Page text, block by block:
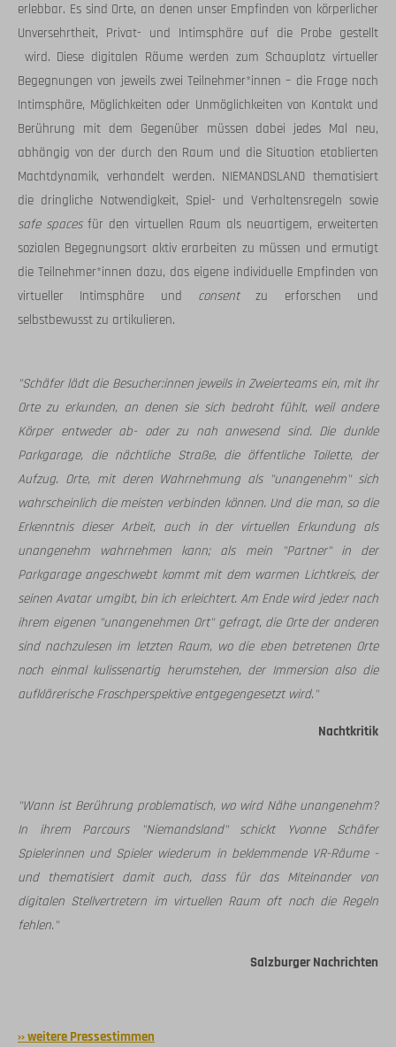
erlebbar. Es sind Orte, an denen unser Empfinden von körperlicher
Unversehrtheit, Privat- und Intimsphäre auf die Probe gestellt
wird. Diese digitalen Räume werden zum Schauplatz virtueller
Begegnungen von jeweils zwei Teilnehmer*innen – die Frage nach
Intimsphäre, Möglichkeiten oder Unmöglichkeiten von Kontakt und
Berührung mit dem Gegenüber müssen dabei jedes Mal neu,
abhängig von der durch den Raum und die Situation etablierten
Machtdynamik, verhandelt werden. NIEMANDSLAND thematisiert
die dringliche Notwendigkeit, Spiel- und Verhaltensregeln sowie
safe spacesfür den virtuellen Raum als neuartigem, erweiterten
sozialen Begegnungsort aktiv erarbeiten zu müssen und ermutigt
die Teilnehmer*innen dazu, das eigene individuelle Empfinden von
virtueller Intimsphäre und consentzu erforschen und
selbstbewusst zu artikulieren.
"Schäfer lädt die Besucher:innen jeweils in Zweierteams ein, mit ihr
Orte zu erkunden, an denen sie sich bedroht fühlt, weil andere
Körper entweder ab- oder zu nah anwesend sind. Die dunkle
Parkgarage, die nächtliche Straße, die öffentliche Toilette, der
Aufzug. Orte, mit deren Wahrnehmung als "unangenehm" sich
wahrscheinlich die meisten verbinden können. Und die man, so die
Erkenntnis dieser Arbeit, auch in der virtuellen Erkundung als
unangenehm wahrnehmen kann; als mein "Partner" in der
Parkgarage angeschwebt kommt mit dem warmen Lichtkreis, der
seinen Avatar umgibt, bin ich erleichtert. Am Ende wird jede:r nach
ihrem eigenen "unangenehmen Ort" gefragt, die Orte der anderen
sind nachzulesen im letzten Raum, wo die eben betretenen Orte
noch einmal kulissenartig herumstehen, der Immersion also die
aufklärerische Froschperspektive entgegengesetzt wird."
Nachtkritik
"Wann ist Berührung problematisch, wo wird Nähe unangenehm?
In ihrem Parcours "Niemandsland" schickt Yvonne Schäfer
Spielerinnen und Spieler wiederum in beklemmende VR-Räume -
und thematisiert damit auch, dass für das Miteinander von
digitalen Stellvertretern im virtuellen Raum oft noch die Regeln
fehlen."
Salzburger Nachrichten
›› weitere Pressestimmen